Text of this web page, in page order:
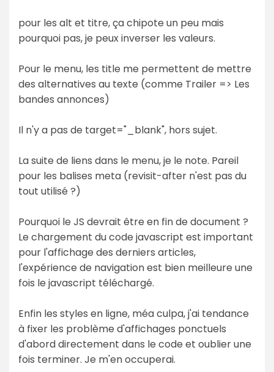
pour les alt et titre, ça chipote un peu mais
pourquoi pas, je peux inverser les valeurs.
Pour le menu, les title me permettent de mettre
des alternatives au texte (comme Trailer => Les
bandes annonces)
Il n'y a pas de target="_blank", hors sujet.
La suite de liens dans le menu, je le note. Pareil
pour les balises meta (revisit-after n'est pas du
tout utilisé ?)
Pourquoi le JS devrait être en fin de document ?
Le chargement du code javascript est important
pour l'affichage des derniers articles,
l'expérience de navigation est bien meilleure une
fois le javascript téléchargé.
Enfin les styles en ligne, méa culpa, j'ai tendance
à fixer les problème d'affichages ponctuels
d'abord directement dans le code et oublier une
fois terminer. Je m'en occuperai.